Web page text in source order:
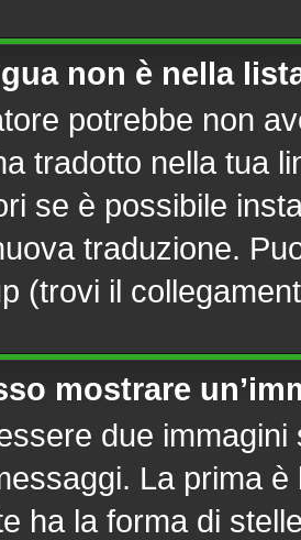
non è nella
potrebbe non
tradotto nella tua
se è possibile
traduzione.
(trovi il
mostrare
due
La prima
ha la forma di